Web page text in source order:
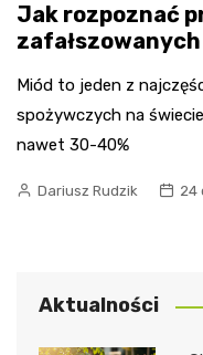
Jak rozpoznać
Miód to jeden z
spożywczych na
nawet 30-40%
Dariusz Rudzik 24
Aktualności